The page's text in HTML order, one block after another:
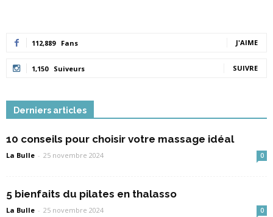
112,889 Fans J'AIME
1,150 Suiveurs SUIVRE
Derniers articles
10 conseils pour choisir votre massage idéal
La Bulle - 25 novembre 2024 0
5 bienfaits du pilates en thalasso
La Bulle - 25 novembre 2024 0